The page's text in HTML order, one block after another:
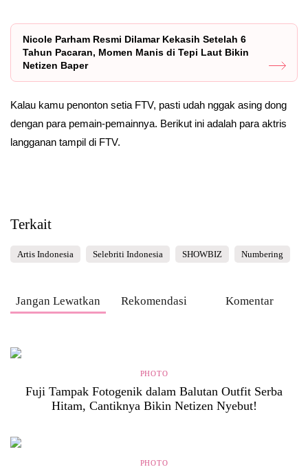
Nicole Parham Resmi Dilamar Kekasih Setelah 6
Tahun Pacaran, Momen Manis di Tepi Laut Bikin
Netizen Baper
Kalau kamu penonton setia FTV, pasti udah nggak asing dong
dengan para pemain-pemainnya. Berikut ini adalah para aktris
langganan tampil di FTV.
Terkait
Artis Indonesia Selebriti Indonesia SHOWBIZ Numbering
Jangan Lewatkan Rekomendasi Komentar
PHOTO
Fuji Tampak Fotogenik dalam Balutan Outfit Serba
Hitam, Cantiknya Bikin Netizen Nyebut!
PHOTO